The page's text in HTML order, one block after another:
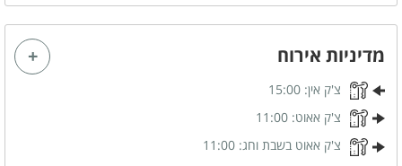
תמי 4
תנור אפייה
מדיניות אירוח
צ'ק אין: 15:00
צ'ק אאוט: 11:00
צ'ק אאוט בשבת וחג: 11:00